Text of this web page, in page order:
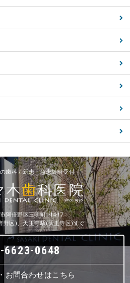
歯科 / 新患・急患随時受付
阿倍野区三明町1-14-17
野区)、天王寺駅(天王寺区)すぐ
6623-0648
お問合わせはこちら